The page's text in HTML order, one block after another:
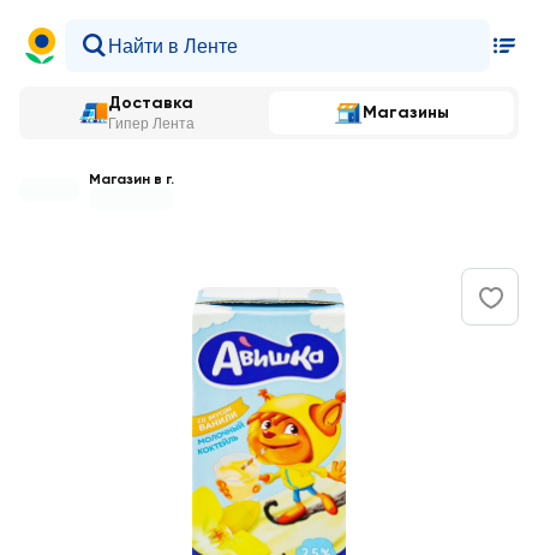
Доставка
Гипер Лента
Магазины
Магазин в г.